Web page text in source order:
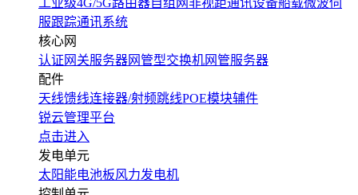
工业级4G/5G路由器自组网非视距通讯设备船载微波伺
服跟踪通讯系统
核心网
认证网关服务器网管型交换机网管服务器
配件
天线馈线连接器/射频跳线POE模块辅件
锐云管理平台
点击进入
发电单元
太阳能电池板风力发电机